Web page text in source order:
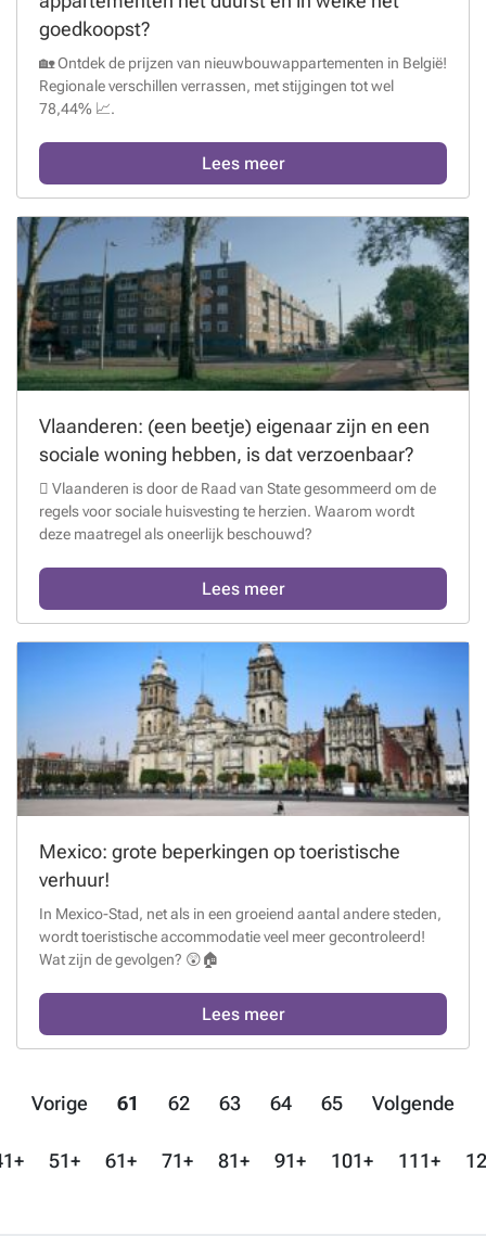
goedkoopst?
🏡 Ontdek de prijzen van nieuwbouwappartementen in België!
Regionale verschillen verrassen, met stijgingen tot wel
78,44% 📈.
Lees meer
Vlaanderen: (een beetje) eigenaar zijn en een
sociale woning hebben, is dat verzoenbaar?
 Vlaanderen is door de Raad van State gesommeerd om de
regels voor sociale huisvesting te herzien. Waarom wordt
deze maatregel als oneerlijk beschouwd?
Lees meer
Mexico: grote beperkingen op toeristische
verhuur!
In Mexico-Stad, net als in een groeiend aantal andere steden,
wordt toeristische accommodatie veel meer gecontroleerd!
Wat zijn de gevolgen? 😲🏠
Lees meer
Vorige 61 62 63 64 65 Volgende
51+ 61+ 71+ 81+ 91+ 101+ 111+